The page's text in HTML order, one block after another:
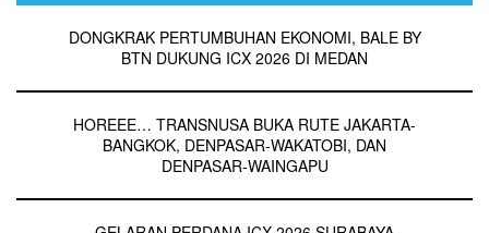
DONGKRAK PERTUMBUHAN EKONOMI, BALE BY
BTN DUKUNG ICX 2026 DI MEDAN
HOREEE… TRANSNUSA BUKA RUTE JAKARTA-
BANGKOK, DENPASAR-WAKATOBI, DAN
DENPASAR-WAINGAPU